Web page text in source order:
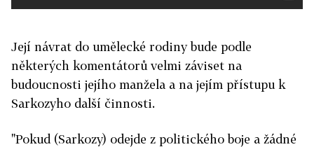
Její návrat do umělecké rodiny bude podle
některých komentátorů velmi záviset na
budoucnosti jejího manžela a na jejím přístupu k
Sarkozyho další činnosti.
"Pokud (Sarkozy) odejde z politického boje a žádné